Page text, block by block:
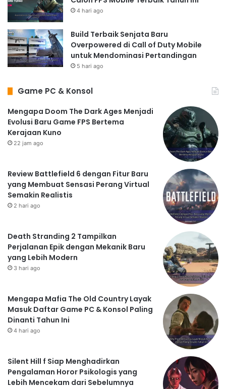
4 hari ago
Build Terbaik Senjata Baru
Overpowered di Call of Duty Mobile
untuk Mendominasi Pertandingan
5 hari ago
Game PC & Konsol
Mengapa Doom The Dark Ages Menjadi
Evolusi Baru Game FPS Bertema
Kerajaan Kuno
22 jam ago
Review Battlefield 6 dengan Fitur Baru
yang Membuat Sensasi Perang Virtual
Semakin Realistis
2 hari ago
Death Stranding 2 Tampilkan
Perjalanan Epik dengan Mekanik Baru
yang Lebih Modern
3 hari ago
Mengapa Mafia The Old Country Layak
Masuk Daftar Game PC & Konsol Paling
Dinanti Tahun Ini
4 hari ago
Silent Hill f Siap Menghadirkan
Pengalaman Horor Psikologis yang
Lebih Mencekam dari Sebelumnya